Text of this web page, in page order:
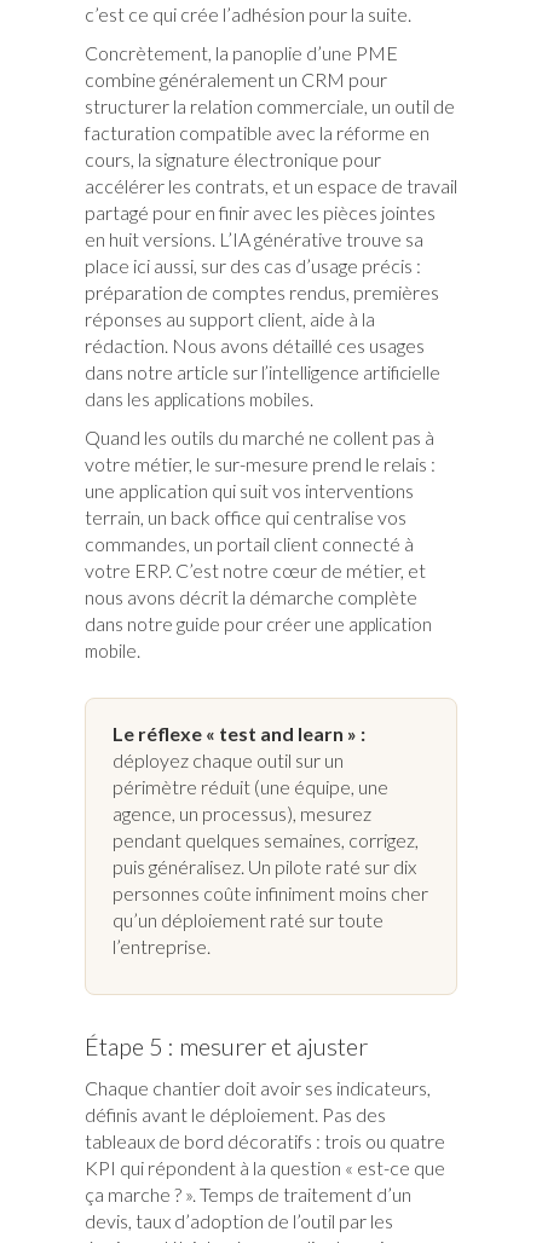
c’est ce qui crée l’adhésion pour la suite.
Concrètement, la panoplie d’une PME
combine généralement un CRM pour
structurer la relation commerciale, un outil de
facturation compatible avec la réforme en
cours, la signature électronique pour
accélérer les contrats, et un espace de travail
partagé pour en finir avec les pièces jointes
en huit versions. L’IA générative trouve sa
place ici aussi, sur des cas d’usage précis :
préparation de comptes rendus, premières
réponses au support client, aide à la
rédaction. Nous avons détaillé ces usages
dans notre article sur l’intelligence artificielle
dans les applications mobiles
Quand les outils du marché ne collent pas à
votre métier, le sur-mesure prend le relais :
une application qui suit vos interventions
terrain, un back office qui centralise vos
commandes, un portail client connecté à
votre ERP. C’est notre cœur de métier, et
nous avons décrit la démarche complète
dans notre guide pour créer une application
mobile
Le réflexe « test and learn » :
déployez chaque outil sur un
périmètre réduit (une équipe, une
agence, un processus), mesurez
pendant quelques semaines, corrigez,
puis généralisez. Un pilote raté sur dix
personnes coûte infiniment moins cher
qu’un déploiement raté sur toute
l’entreprise.
Étape 5 : mesurer et ajuster
Chaque chantier doit avoir ses indicateurs,
définis avant le déploiement. Pas des
tableaux de bord décoratifs : trois ou quatre
KPI qui répondent à la question « est-ce que
ça marche ? ». Temps de traitement d’un
devis, taux d’adoption de l’outil par les